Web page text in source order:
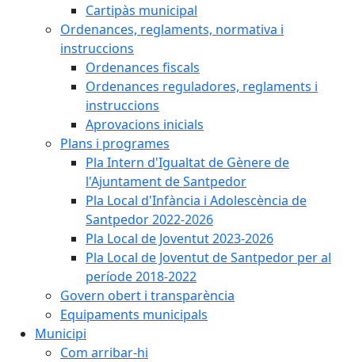
Cartipàs municipal
Ordenances, reglaments, normativa i
instruccions
Ordenances fiscals
Ordenances reguladores, reglaments i
instruccions
Aprovacions inicials
Plans i programes
Pla Intern d'Igualtat de Gènere de
l'Ajuntament de Santpedor
Pla Local d'Infància i Adolescència de
Santpedor 2022-2026
Pla Local de Joventut 2023-2026
Pla Local de Joventut de Santpedor per al
període 2018-2022
Govern obert i transparència
Equipaments municipals
Municipi
Com arribar-hi